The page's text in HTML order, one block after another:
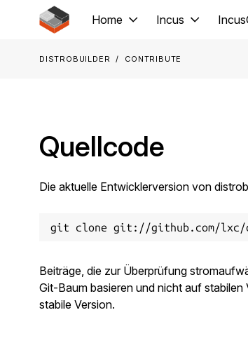
Home
Incus
distrobuilder Contribute
Quellcode
Die aktuelle Entwicklerversion von
Beiträge, die zur Überprüfung
Git-Baum basieren und nicht auf stabilen
stabile Version.